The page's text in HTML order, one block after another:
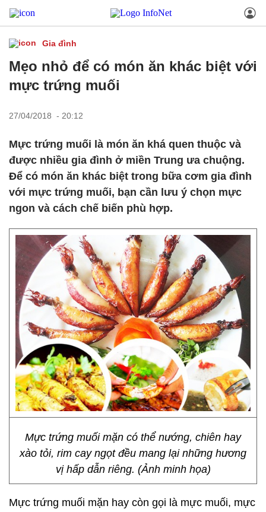
Gia đình
Mẹo nhỏ để có món ăn khác biệt với
mực trứng muối
27/04/2018 - 20:12
Mực trứng muối là món ăn khá quen thuộc và
được nhiều gia đình ở miền Trung ưa chuộng.
Để có món ăn khác biệt trong bữa cơm gia đình
với mực trứng muối, bạn cần lưu ý chọn mực
ngon và cách chế biến phù hợp.
Mực trứng muối mặn có thể nướng, chiên hay
xào tỏi, rim cay ngọt đều mang lại những hương
vị hấp dẫn riêng. (Ảnh minh họa)
Mực trứng muối mặn hay còn gọi là mực muối, mực